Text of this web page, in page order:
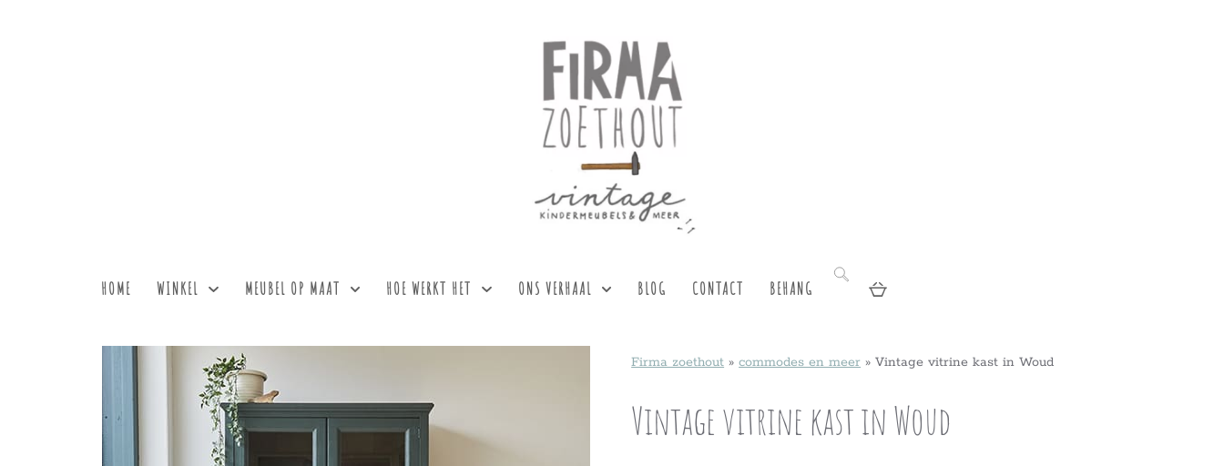
HOME WINKEL MEUBEL OP MAAT HOE WERKT HET ONS VERHAAL BLOG CONTACT BEHANG
Firma zoethout »commodes en meer »Vintage vitrine kast in Woud
Vintage vitrine kast in Woud